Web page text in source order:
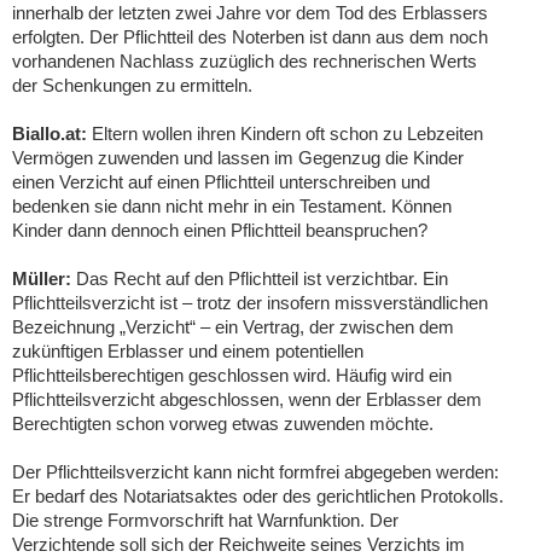
innerhalb der letzten zwei Jahre vor dem Tod des Erblassers
erfolgten. Der Pflichtteil des Noterben ist dann aus dem noch
vorhandenen Nachlass zuzüglich des rechnerischen Werts
der Schenkungen zu ermitteln.
Biallo.at: Eltern wollen ihren Kindern oft schon zu Lebzeiten
Vermögen zuwenden und lassen im Gegenzug die Kinder
einen Verzicht auf einen Pflichtteil unterschreiben und
bedenken sie dann nicht mehr in ein Testament. Können
Kinder dann dennoch einen Pflichtteil beanspruchen?
Müller: Das Recht auf den Pflichtteil ist verzichtbar. Ein
Pflichtteilsverzicht ist – trotz der insofern missverständlichen
Bezeichnung „Verzicht“ – ein Vertrag, der zwischen dem
zukünftigen Erblasser und einem potentiellen
Pflichtteilsberechtigen geschlossen wird. Häufig wird ein
Pflichtteilsverzicht abgeschlossen, wenn der Erblasser dem
Berechtigten schon vorweg etwas zuwenden möchte.
Der Pflichtteilsverzicht kann nicht formfrei abgegeben werden:
Er bedarf des Notariatsaktes oder des gerichtlichen Protokolls.
Die strenge Formvorschrift hat Warnfunktion. Der
Verzichtende soll sich der Reichweite seines Verzichts im